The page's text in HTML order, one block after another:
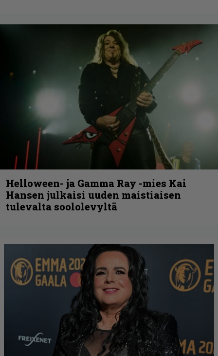
Helloween- ja Gamma Ray -mies Kai
Hansen julkaisi uuden maistiaisen
tulevalta soololevyltä